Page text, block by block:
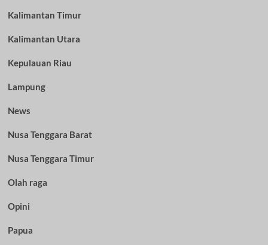
Kalimantan Timur
Kalimantan Utara
Kepulauan Riau
Lampung
News
Nusa Tenggara Barat
Nusa Tenggara Timur
Olah raga
Opini
Papua